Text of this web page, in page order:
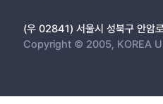
(우 02841) 서울시 성북구 안암
Copyright © 2005, KOREA